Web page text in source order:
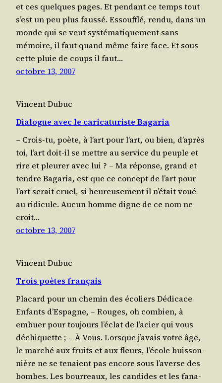
et ces quelques pages. Et pen­dant ce temps tout
s’est un peu plus faus­sé. Essouf­flé, ren­du, dans un
monde qui se veut sys­té­ma­ti­que­ment sans
mémoire, il faut quand même faire face. Et sous
cette pluie de coups il faut…
octobre 13, 2007
Vincent Dubuc
Dialogue avec le caricaturiste Bagaria
– Crois-tu, poète, à l’art pour l’art, ou bien, d’après
toi, l’art doit-il se mettre au ser­vice du peuple et
rire et pleu­rer avec lui ? – Ma réponse, grand et
tendre Baga­ria, est que ce concept de l’art pour
l’art serait cruel, si heu­reu­se­ment il n’était voué
au ridicule. Aucun homme digne de ce nom ne
croit…
octobre 13, 2007
Vincent Dubuc
Trois poètes français
Placard pour un chemin des écoliers Dédi­cace
Enfants d’Espagne, – Rouges, oh com­bien, à
embuer pour tou­jours l’éclat de l’acier qui vous
déchi­quette ; – À Vous. Lorsque j’avais votre âge,
le mar­ché aux fruits et aux fleurs, l’école buis­son­
nière ne se tenaient pas encore sous l’averse des
bombes. Les bour­reaux, les can­dides et les fana­